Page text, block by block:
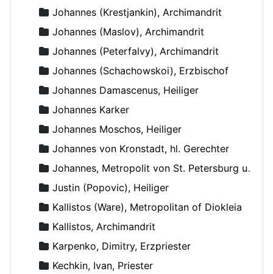
Johannes (Krestjankin), Archimandrit
Johannes (Maslov), Archimandrit
Johannes (Peterfalvy), Archimandrit
Johannes (Schachowskoi), Erzbischof
Johannes Damascenus, Heiliger
Johannes Karker
Johannes Moschos, Heiliger
Johannes von Kronstadt, hl. Gerechter
Johannes, Metropolit von St. Petersburg und Ladoga
Justin (Popovic), Heiliger
Kallistos (Ware), Metropolitan of Diokleia
Kallistos, Archimandrit
Karpenko, Dimitry, Erzpriester
Kechkin, Ivan, Priester